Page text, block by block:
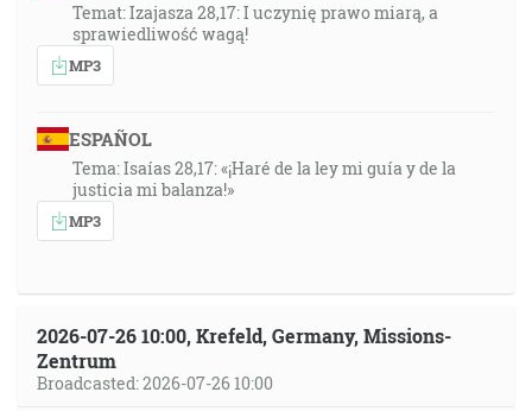
Temat: Izajasza 28,17: I uczynię prawo miarą, a
sprawiedliwość wagą!
MP3
ESPAÑOL
Tema: Isaías 28,17: «¡Haré de la ley mi guía y de la
justicia mi balanza!»
MP3
2026-07-26 10:00, Krefeld, Germany, Missions-
Zentrum
Broadcasted: 2026-07-26 10:00